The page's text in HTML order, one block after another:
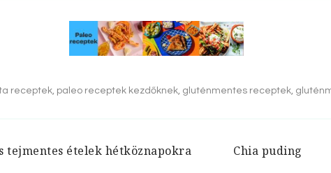
receptek, paleo receptek kezdőknek, gluténmentes receptek,
tejmentes ételek hétköznapokra Chia puding